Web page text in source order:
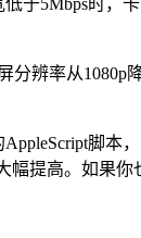
5Mbps时，
辨率从
脚
提高。如果你